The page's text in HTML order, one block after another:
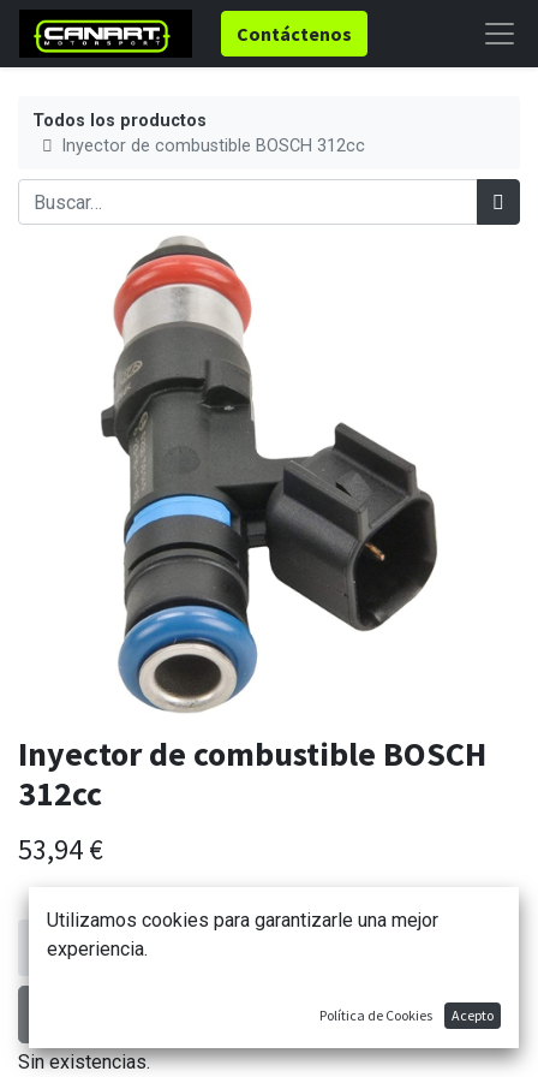
Contáctenos
Todos los productos
Inyector de combustible BOSCH 312cc
Inyector de combustible BOSCH
312cc
53,94 €
Sin existencias.
Utilizamos cookies para garantizarle una mejor
experiencia.
Política de Cookies Acepto